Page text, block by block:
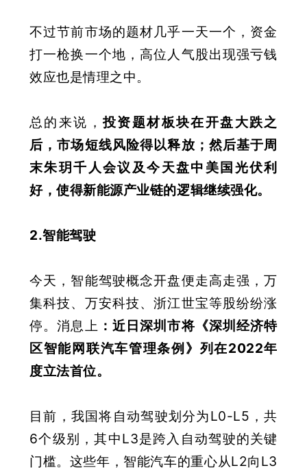
不过节前市场的题材几乎一天一个，资金
打一枪换一个地，高位人气股出现强亏钱
效应也是情理之中。
总的来说，投资题材板块在开盘大跌之
后，市场短线风险得以释放；然后基于周
末朱玥千人会议及今天盘中美国光伏利
好，使得新能源产业链的逻辑继续强化。
2.智能驾驶
今天，智能驾驶概念开盘便走高走强，万
集科技、万安科技、浙江世宝等股纷纷涨
停。消息上 ：近日深圳市将《深圳经济特
区智能网联汽车管理条例》列在2022年
度立法首位。
目前，我国将自动驾驶划分为L0-L5，共
6个级别，其中L3是跨入自动驾驶的关键
门槛。这些年，智能汽车的重心从L2向L3